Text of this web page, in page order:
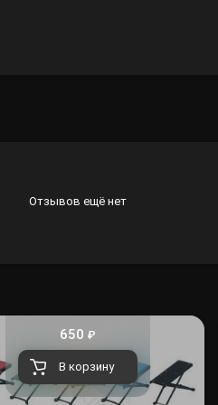
Отзывов ещё нет
650 ₽
В корзину